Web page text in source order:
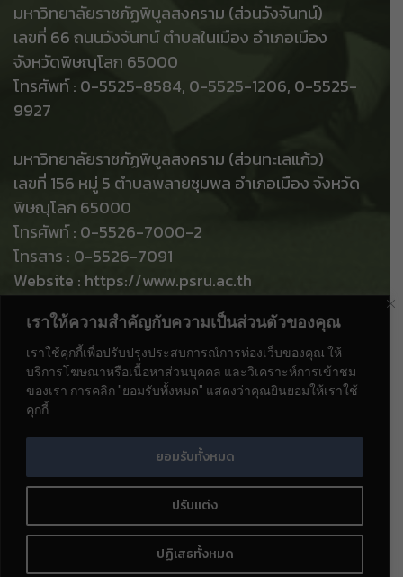
เราให้ความสำคัญกับความเป็นส่วนตัวของคุณ
เราใช้คุกกี้เพื่อปรับปรุงประสบการณ์การท่องเว็บของคุณ ให้
บริการโฆษณาหรือเนื้อหาส่วนบุคคล และวิเคราะห์การเข้าชม
ของเรา การคลิก "ยอมรับทั้งหมด" แสดงว่าคุณยินยอมให้เราใช้
คุกกี้
ปรับแต่ง
ปฏิเสธทั้งหมด
ยอมรับทั้งหมด
มหาวิทยาลัยราชภัฏพิบูลสงคราม (ส่วนวังจันทน์)
เลขที่ 66 ถนนวังจันทน์ ตำบลในเมือง อำเภอเมือง
จังหวัดพิษณุโลก 65000
โทรศัพท์ : 0-5525-8584, 0-5525-1206, 0-5525-
9927
มหาวิทยาลัยราชภัฏพิบูลสงคราม (ส่วนทะเลแก้ว)
เลขที่ 156 หมู่ 5 ตำบลพลายชุมพล อำเภอเมือง จังหวัด
พิษณุโลก 65000
โทรศัพท์ : 0-5526-7000-2
โทรสาร : 0-5526-7091
Website : https://www.psru.ac.th
ท่านเป็นผู้เข้าชมลำดับที่
©2023. Pibulsongkram Rajabhat University. All
Rights Reserved.ติดต่อเรา